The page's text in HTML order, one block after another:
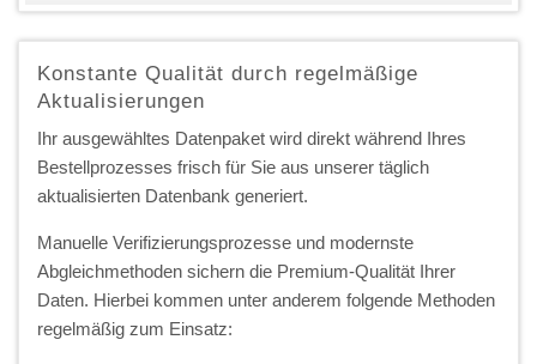
Konstante Qualität durch regelmäßige
Aktualisierungen
Ihr ausgewähltes Datenpaket wird direkt während Ihres
Bestellprozesses frisch für Sie aus unserer täglich
aktualisierten Datenbank generiert.
Manuelle Verifizierungsprozesse und modernste
Abgleichmethoden sichern die Premium-Qualität Ihrer
Daten. Hierbei kommen unter anderem folgende Methoden
regelmäßig zum Einsatz: